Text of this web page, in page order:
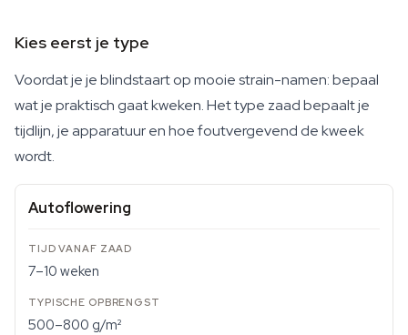
Kies eerst je type
Voordat je je blindstaart op mooie strain-namen: bepaal
wat je praktisch gaat kweken. Het type zaad bepaalt je
tijdlijn, je apparatuur en hoe foutvergevend de kweek
wordt.
Autoflowering
7–10 weken
500–800 g/m²